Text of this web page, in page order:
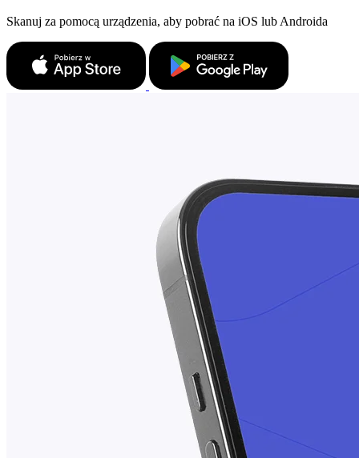
Skanuj za pomocą urządzenia, aby pobrać na iOS lub Androida